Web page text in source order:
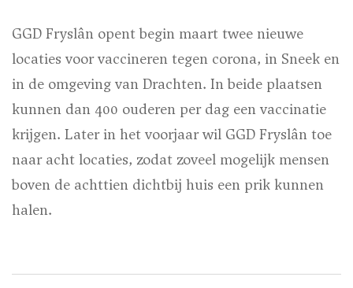
GGD Fryslân opent begin maart twee nieuwe
locaties voor vaccineren tegen corona, in Sneek en
in de omgeving van Drachten. In beide plaatsen
kunnen dan 400 ouderen per dag een vaccinatie
krijgen. Later in het voorjaar wil GGD Fryslân toe
naar acht locaties, zodat zoveel mogelijk mensen
boven de achttien dichtbij huis een prik kunnen
halen.